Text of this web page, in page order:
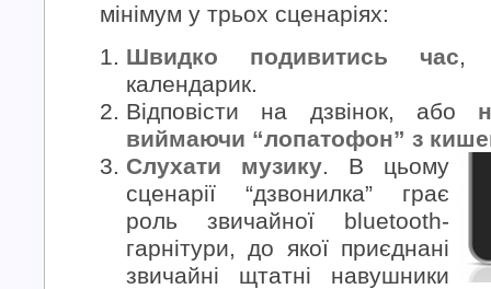
мінімум у трьох сценаріях:
Швидко подивитись час,
календарик.
Відповісти на дзвінок, або
виймаючи “лопатофон” з
Слухати музику. В цьому
сценарії “дзвонилка” грає
роль звичайної bluetooth-
гарнітури, до якої приєднані
звичайні щтатні навушники